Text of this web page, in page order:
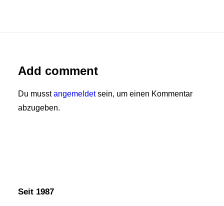
Add comment
Du musstangemeldetsein, um einen Kommentar
abzugeben.
Seit 1987